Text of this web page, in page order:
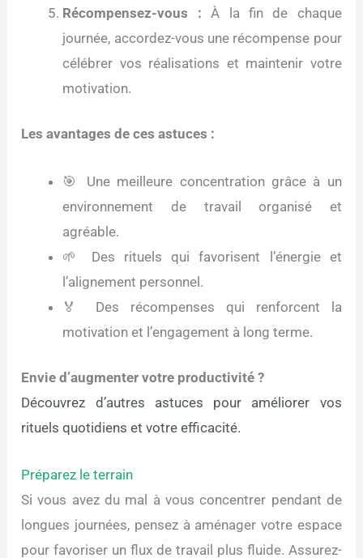
Récompensez-vous : À la fin de chaque
journée, accordez-vous une récompense pour
célébrer vos réalisations et maintenir votre
motivation.
Les avantages de ces astuces :
🎯 Une meilleure concentration grâce à un
environnement de travail organisé et
agréable.
🌱 Des rituels qui favorisent l’énergie et
l’alignement personnel.
🏅 Des récompenses qui renforcent la
motivation et l’engagement à long terme.
Envie d’augmenter votre productivité ?
Découvrez d’autres astuces pour améliorer vos
rituels quotidiens et votre efficacité.
Préparez le terrain
Si vous avez du mal à vous concentrer pendant de
longues journées, pensez à aménager votre espace
pour favoriser un flux de travail plus fluide. Assurez-